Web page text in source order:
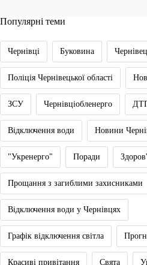
Популярні теми
Чернівці Буковина
Поліція Чернівецької області
ЗСУ Чернівціобленерго
Відключення води Новини
"Укренерго" Поради
Прощання з загиблими захисниками
Відключення води у Чернівцях
Графік відключення світла
Красиві привітання Свята